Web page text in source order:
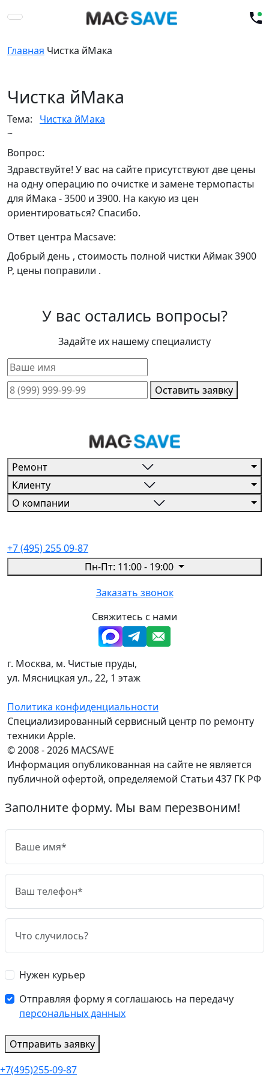
Главная Чистка йМака
Чистка йМака
Тема:
Чистка йМака
~
Вопрос:
Здравствуйте! У вас на сайте присутствуют две цены
на одну операцию по очистке и замене термопасты
для йМака - 3500 и 3900. На какую из цен
ориентироваться? Спасибо.
Ответ центра Macsave:
Добрый день , стоимость полной чистки Аймак 3900
Р, цены поправили .
У вас остались вопросы?
Задайте их нашему специалисту
Оставить заявку
Ремонт
Клиенту
О компании
+7 (495) 255 09-87
Пн-Пт: 11:00 - 19:00
Заказать звонок
Свяжитесь с нами
г. Москва, м. Чистые пруды,
ул. Мясницкая ул., 22, 1 этаж
Политика конфиденциальности
Специализированный сервисный центр по ремонту
техники Apple.
© 2008 - 2026 MACSAVE
Информация опубликованная на сайте не является
публичной офертой, определяемой Статьи 437 ГК РФ
Заполните форму. Мы вам перезвоним!
Нужен курьер
Отправляя форму я соглашаюсь на передачу
персональных данных
Отправить заявку
+7(495)255-09-87